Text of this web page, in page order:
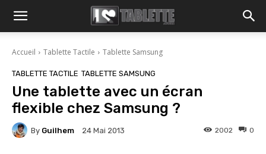
Accueil Tablette Tactile Tablette Samsung
TABLETTE TACTILE TABLETTE SAMSUNG
Une tablette avec un écran
flexible chez Samsung ?
By Guilhem 24 Mai 2013 0
2002